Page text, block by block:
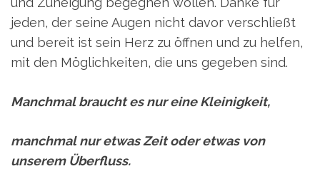
jeden, der seine Augen nicht davor verschließt
und bereit ist sein Herz zu öffnen und zu helfen,
mit den Möglichkeiten, die uns gegeben sind.
Manchmal braucht es nur eine Kleinigkeit,
manchmal nur etwas Zeit oder etwas von
unserem Überfluss.